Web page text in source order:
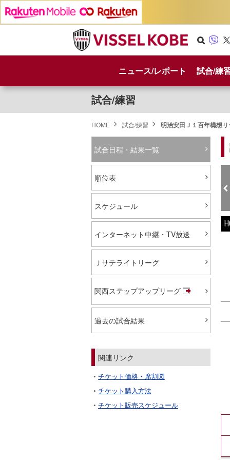
h
ニュース/レポート 試合/練
試合/練習
HOME 試合/練習 明治安田Ｊ１百年構想
試合日程・結果一覧
順位表
スケジュール
インターネット中継・TV放送
Ｊサテライトリーグ
関西ステップアップリーグ
過去の試合結果
関連リンク
チケット価格・席割図
チケット購入方法
チケット販売スケジュール